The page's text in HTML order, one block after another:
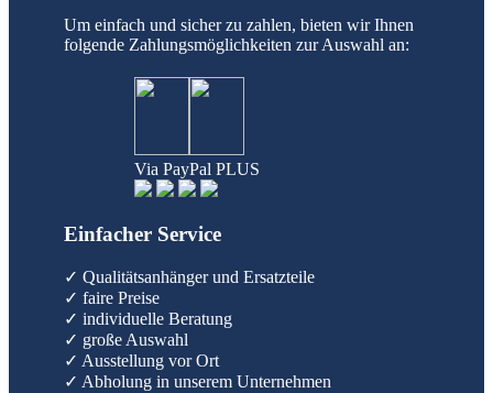
Um einfach und sicher zu zahlen, bieten wir Ihnen
folgende Zahlungsmöglichkeiten zur Auswahl an:
Via PayPal PLUS
Einfacher Service
✓ Qualitätsanhänger und Ersatzteile
✓ faire Preise
✓ individuelle Beratung
✓ große Auswahl
✓ Ausstellung vor Ort
✓ Abholung in unserem Unternehmen